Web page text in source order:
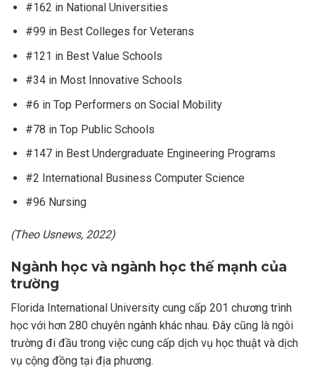
#162 in National Universities
#99 in Best Colleges for Veterans
#121 in Best Value Schools
#34 in Most Innovative Schools
#6 in Top Performers on Social Mobility
#78 in Top Public Schools
#147 in Best Undergraduate Engineering Programs
#2 International Business Computer Science
#96 Nursing
(Theo Usnews, 2022)
Ngành học và ngành học thế mạnh của
trường
Florida International University cung cấp 201 chương trình
học với hơn 280 chuyên ngành khác nhau. Đây cũng là ngôi
trường đi đầu trong việc cung cấp dịch vụ học thuật và dịch
vụ cộng đồng tại địa phương.